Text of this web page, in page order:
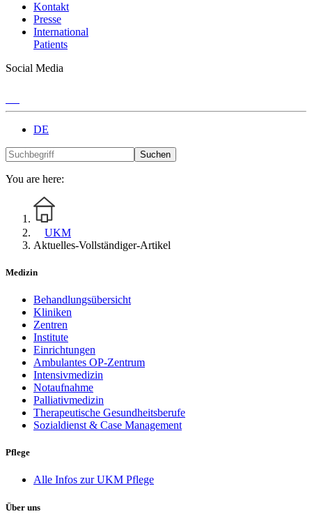
Kontakt
Presse
International
Patients
Social Media
DE
Suchen
You are here:
UKM
Aktuelles-Vollständiger-Artikel
Medizin
Behandlungsübersicht
Kliniken
Zentren
Institute
Einrichtungen
Ambulantes OP-Zentrum
Intensivmedizin
Notaufnahme
Palliativmedizin
Therapeutische Gesundheitsberufe
Sozialdienst & Case Management
Pflege
Alle Infos zur UKM Pflege
Über uns